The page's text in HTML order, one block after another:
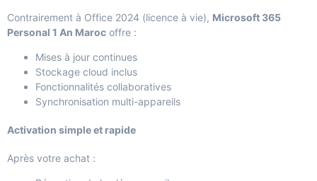
Contrairement à Office 2024 (licence à vie), Microsoft 365
Personal 1 An Maroc offre :
Mises à jour continues
Stockage cloud inclus
Fonctionnalités collaboratives
Synchronisation multi-appareils
Activation simple et rapide
Après votre achat :